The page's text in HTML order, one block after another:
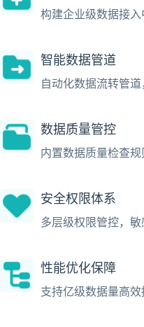
构建企业级数据接
智能数据管道
自动化数据流转管
数据质量管控
内置数据质量检查
安全权限体系
多层级权限管控，
性能优化保障
支持亿级数据量高